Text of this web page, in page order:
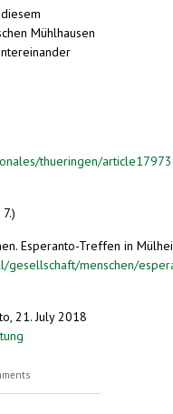
Mühlhausen
thueringen/
Esperanto-Treffen in
gesellschaft/menschen/
21. July 2018
treffen sich in